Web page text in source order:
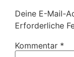
Deine E-Mail-
Erforderliche
Kommentar *